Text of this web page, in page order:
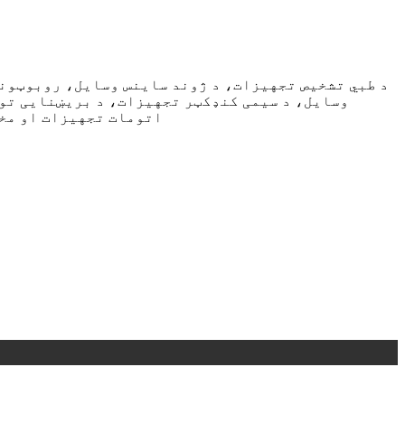
د طبي تشخیص تجهیزات، د ژوند ساینس وسایل،
وسایل، د سیمی کنډکټر تجهیزات، د بریښنایی
اتومات تجهیزات او